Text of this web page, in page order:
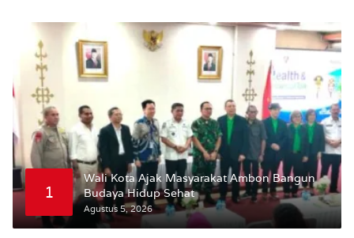
1
Wali Kota Ajak Masyarakat Ambon Bangun
Budaya Hidup Sehat
Agustus 5, 2026